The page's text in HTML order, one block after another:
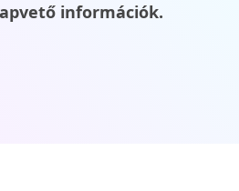
információk.